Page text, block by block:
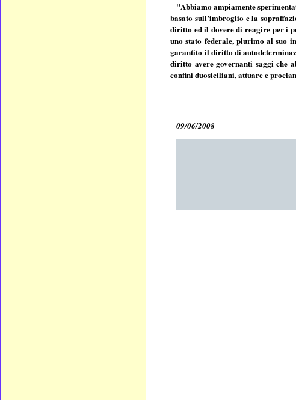
"Abbiamo ampiamente
basato sull’imbroglio e la
diritto ed il dovere di reagire per i
uno stato federale, plurimo al suo
garantito il diritto di
diritto avere governanti saggi che
confini duosiciliani, attuare e
09/06/2008